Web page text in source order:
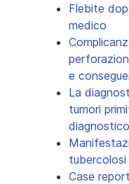
Flebite
medico
e
La
tumori
tubercolosi
Case